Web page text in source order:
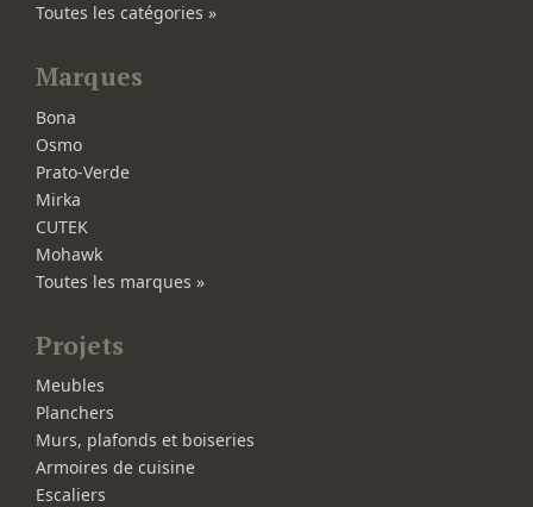
Toutes les catégories »
Marques
Bona
Osmo
Prato-Verde
Mirka
CUTEK
Mohawk
Toutes les marques »
Projets
Meubles
Planchers
Murs, plafonds et boiseries
Armoires de cuisine
Escaliers